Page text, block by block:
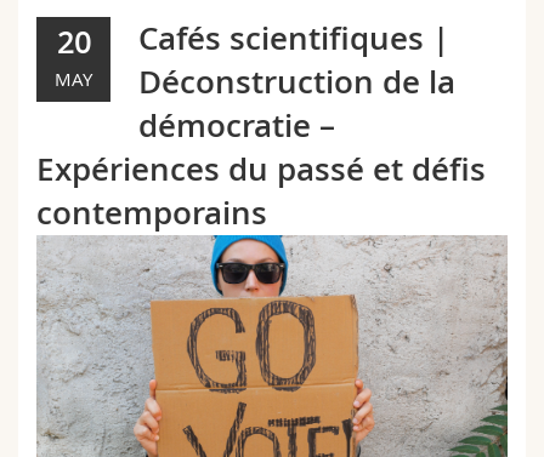
Campus
Research
Continuing education
Theology
Law
Humanities
Education
Science and Medicine
Interfaculty
You are
Prospective students
Medias
Researchers
Employees
PhD students
Ressources
Maps/Orientation
Libraries
Webmail
Course catalogue
20
MAY
Cafés scientifiques |
Déconstruction de la
démocratie –
Expériences du passé et défis
contemporains